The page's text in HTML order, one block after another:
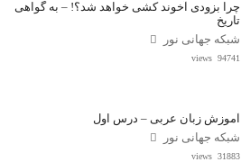
چرا بزودی آخوند کشی خواهد شد؟! – به گواهی
تاریخ
شبکه جهانی نور
94741 views
آموزش زبان عربی – درس اول
شبکه جهانی نور
31883 views